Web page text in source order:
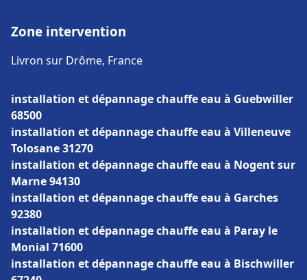
Zone intervention
Livron sur Drôme, France
installation et dépannage chauffe eau à Guebwiller
68500
installation et dépannage chauffe eau à Villeneuve
Tolosane 31270
installation et dépannage chauffe eau à Nogent sur
Marne 94130
installation et dépannage chauffe eau à Garches
92380
installation et dépannage chauffe eau à Paray le
Monial 71600
installation et dépannage chauffe eau à Bischwiller